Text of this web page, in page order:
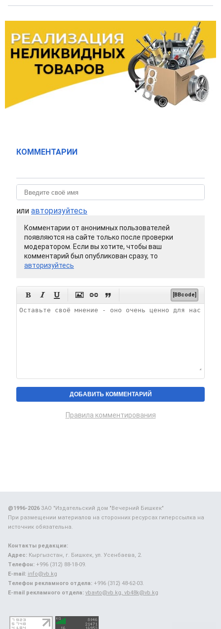
КОММЕНТАРИИ
или авторизуйтесь
Комментарии от анонимных пользователей
появляются на сайте только после проверки
модератором. Если вы хотите, чтобы ваш
комментарий был опубликован сразу, то
авторизуйтесь
      [BBcode]
Правила комментирования
@1996-2026ЗАО "Издательский дом "Вечерний Бишкек"
При размещении материалов на сторонних ресурсах гиперссылка на
источник обязательна.
Контакты редакции:
Адрес: Кыргызстан, г. Бишкек, ул. Усенбаева, 2.
Телефон: +996 (312) 88-18-09.
E-mail: info@vb.kg
Телефон рекламного отдела: +996 (312) 48-62-03.
E-mail рекламного отдела: vbavto@vb.kg, vb48k@vb.kg